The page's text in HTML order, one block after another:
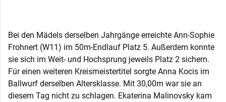
Bei den Mädels derselben Jahrgänge erreichte Ann-Sophie
Frohnert (W11) im 50m-Endlauf Platz 5. Außerdem konnte
sie sich im Weit- und Hochsprung jeweils Platz 2 sichern.
Für einen weiteren Kreismeistertitel sorgte Anna Kocis im
Ballwurf derselben Altersklasse. Mit 30,00m war sie an
diesem Tag nicht zu schlagen. Ekaterina Malinovsky kam